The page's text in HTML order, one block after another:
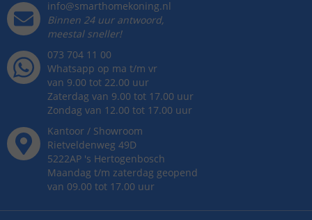
info@smarthomekoning.nl
Binnen 24 uur antwoord,
meestal sneller!
073 704 11 00
Whatsapp op ma t/m vr
van 9.00 tot 22.00 uur
Zaterdag van 9.00 tot 17.00 uur
Zondag van 12.00 tot 17.00 uur
Kantoor / Showroom
Rietveldenweg 49D
5222AP 's Hertogenbosch
Maandag t/m zaterdag geopend
van 09.00 tot 17.00 uur